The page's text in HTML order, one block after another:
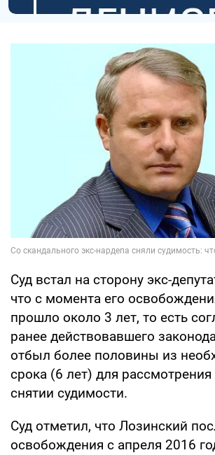
Суд встал на сторону экс-
что с момента его
прошло около 3 лет, то есть
ранее действовавшего
отбыл более половины из
срока (6 лет) для
снятии судимости.
Суд отметил, что Лозинский
освобождения с апреля 2016